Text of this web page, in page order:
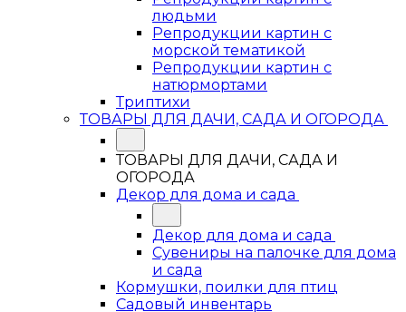
людьми
Репродукции картин с
морской тематикой
Репродукции картин с
натюрмортами
Триптихи
ТОВАРЫ ДЛЯ ДАЧИ, САДА И ОГОРОДА
ТОВАРЫ ДЛЯ ДАЧИ, САДА И
ОГОРОДА
Декор для дома и сада
Декор для дома и сада
Сувениры на палочке для дома
и сада
Кормушки, поилки для птиц
Садовый инвентарь